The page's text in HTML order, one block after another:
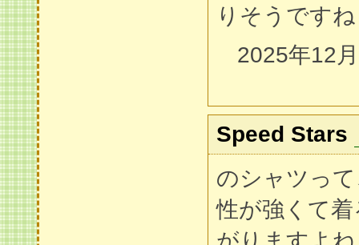
りそうですね
2025年12
Speed Stars
のシャツっ
性が強くて